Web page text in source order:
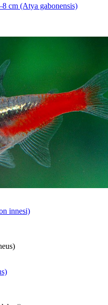
cm (Atya gabonensis)
innesi)